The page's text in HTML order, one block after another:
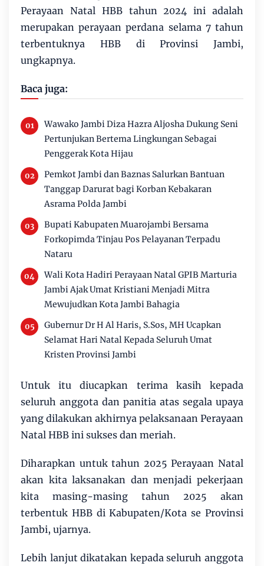
Perayaan Natal HBB tahun 2024 ini adalah
merupakan perayaan perdana selama 7 tahun
terbentuknya HBB di Provinsi Jambi,
ungkapnya.
Baca juga:
Wawako Jambi Diza Hazra Aljosha Dukung Seni
Pertunjukan Bertema Lingkungan Sebagai
Penggerak Kota Hijau
Pemkot Jambi dan Baznas Salurkan Bantuan
Tanggap Darurat bagi Korban Kebakaran
Asrama Polda Jambi
Bupati Kabupaten Muarojambi Bersama
Forkopimda Tinjau Pos Pelayanan Terpadu
Nataru
Wali Kota Hadiri Perayaan Natal GPIB Marturia
Jambi Ajak Umat Kristiani Menjadi Mitra
Mewujudkan Kota Jambi Bahagia
Gubernur Dr H Al Haris, S.Sos, MH Ucapkan
Selamat Hari Natal Kepada Seluruh Umat
Kristen Provinsi Jambi
Untuk itu diucapkan terima kasih kepada
seluruh anggota dan panitia atas segala upaya
yang dilakukan akhirnya pelaksanaan Perayaan
Natal HBB ini sukses dan meriah.
Diharapkan untuk tahun 2025 Perayaan Natal
akan kita laksanakan dan menjadi pekerjaan
kita masing-masing tahun 2025 akan
terbentuk HBB di Kabupaten/Kota se Provinsi
Jambi, ujarnya.
Lebih lanjut dikatakan kepada seluruh anggota